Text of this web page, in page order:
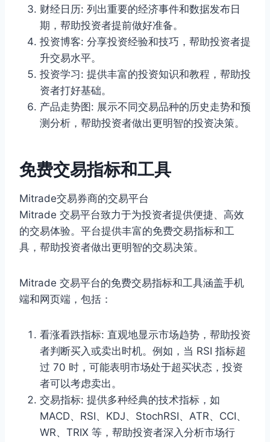
财经日历: 列出重要的经济事件和数据发布日
期，帮助投资者提前做好准备。
投资博客: 分享投资经验和技巧，帮助投资者提
升交易水平。
投资学习: 提供丰富的投资知识和教程，帮助投
资者打好基础。
产品走势图: 展示不同交易品种的历史走势和预
测分析，帮助投资者做出更明智的投资决策。
免费交易指标和工具
Mitrade交易券商的交易平台
Mitrade 交易平台致力于为投资者提供便捷、高效
的交易体验。平台提供丰富的免费交易指标和工
具，帮助投资者做出更明智的交易决策。
Mitrade 交易平台的免费交易指标和工具涵盖手机
端和网页端，包括：
看涨看跌指标: 直观地显示市场趋势，帮助投资
者判断买入或卖出时机。例如，当 RSI 指标超
过 70 时，可能表明市场处于超买状态，投资
者可以考虑卖出。
交易指标: 提供多种经典的技术指标，如
MACD、RSI、KDJ、StochRSI、ATR、CCI、
WR、TRIX 等，帮助投资者深入分析市场行